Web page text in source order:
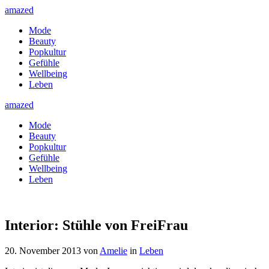
amazed
Mode
Beauty
Popkultur
Gefühle
Wellbeing
Leben
amazed
Mode
Beauty
Popkultur
Gefühle
Wellbeing
Leben
Interior: Stühle von FreiFrau
20. November 2013 von Amelie in Leben